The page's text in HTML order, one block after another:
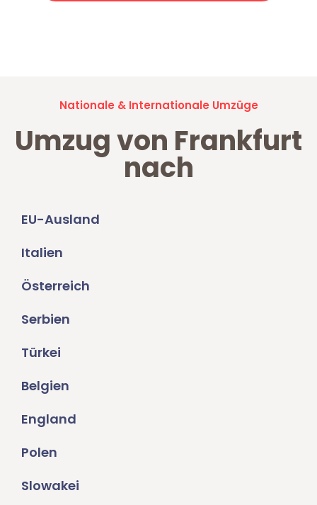
Nationale & Internationale Umzüge
Umzug von Frankfurt
nach
EU-Ausland
Italien
Österreich
Serbien
Türkei
Belgien
England
Polen
Slowakei